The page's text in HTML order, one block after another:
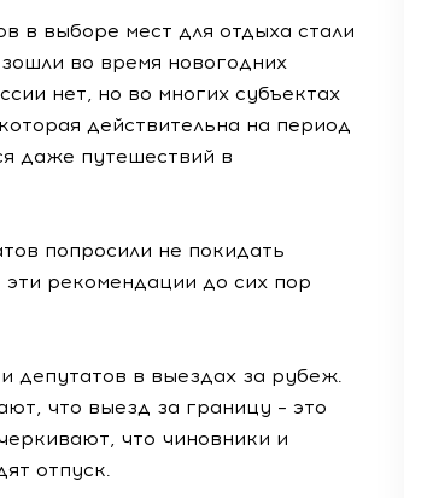
в выборе мест для отдыха стали
во время новогодних
нет, но во многих субъектах
действительна на период
даже путешествий в
попросили не покидать
рекомендации до сих пор
депутатов в выездах за рубеж.
что выезд за границу – это
что чиновники и
отпуск.